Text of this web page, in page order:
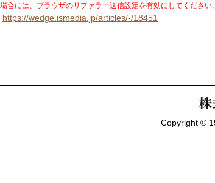
合には、ブラウザのリファラー送信設定を有効にしてください。
https://wedge.ismedia.jp/articles/-/18451
Copyright ©